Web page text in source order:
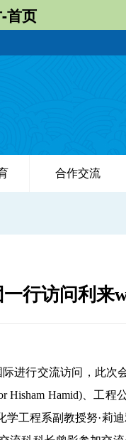
首页
合作交流
行访问利来
进行交流访问，此次
Hamid)、工程
工程系副教授努·莉